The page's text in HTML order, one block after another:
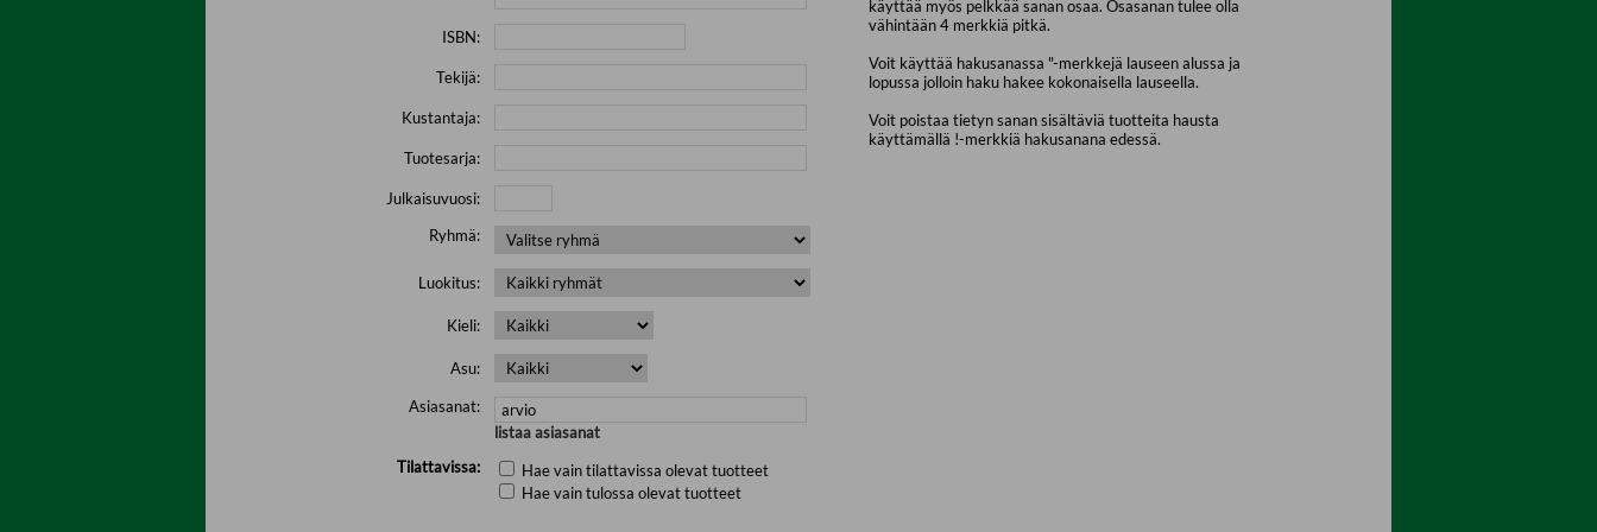
ISBN:
Tekijä:
Kustantaja:
Tuotesarja:
Julkaisuvuosi:
Ryhmä:
Luokitus:
Kieli:
Asu:
Asiasanat:
listaa asiasanat
Tilattavissa:
Hae vain tilattavissa olevat tuotteet
Hae vain tulossa olevat tuotteet
käyttää myös pelkkää sanan osaa. Osasanan tulee olla
vähintään 4 merkkiä pitkä.
Voit käyttää hakusanassa "-merkkejä lauseen alussa ja
lopussa jolloin haku hakee kokonaisella lauseella.
Voit poistaa tietyn sanan sisältäviä tuotteita hausta
käyttämällä !-merkkiä hakusanana edessä.